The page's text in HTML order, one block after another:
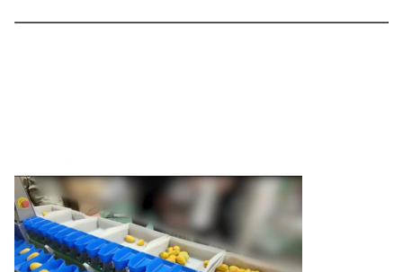
Velocidad
de
clasificación
300 bpm